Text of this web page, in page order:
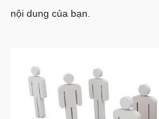
nội dung của bạn.